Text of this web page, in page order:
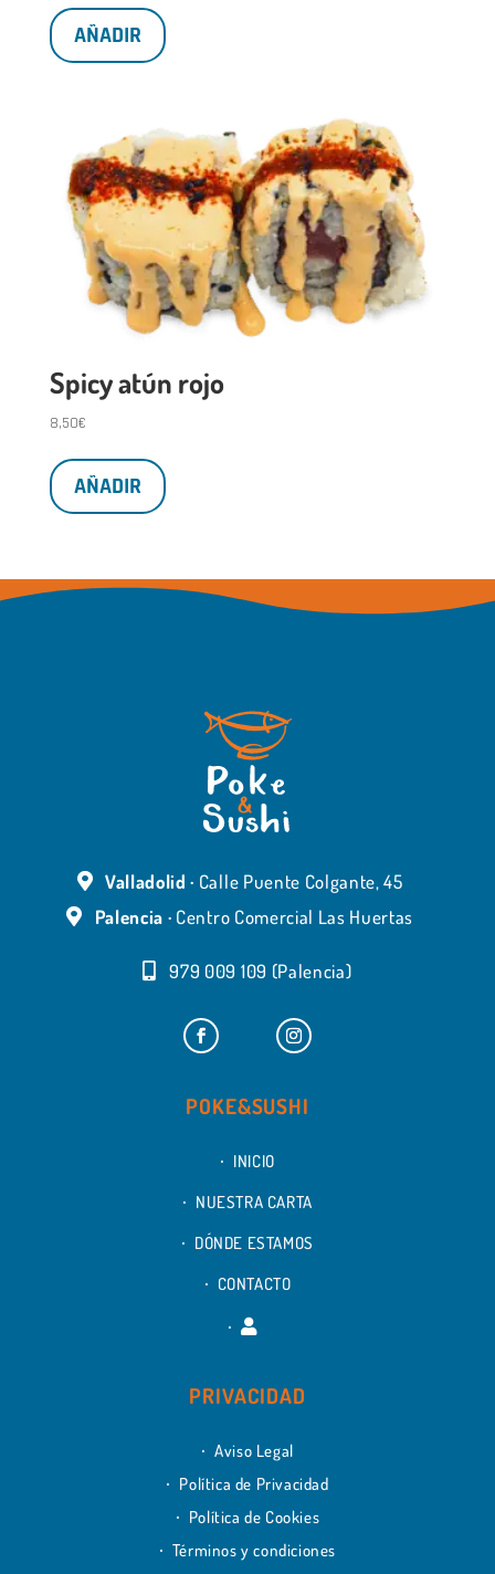
AÑADIR
Spicy atún rojo
8,50€
AÑADIR
Valladolid · Calle Puente Colgante, 45
Palencia · Centro Comercial Las Huertas
979 009 109 (Palencia)
POKE&SUSHI
INICIO
NUESTRA CARTA
DÓNDE ESTAMOS
CONTACTO
PRIVACIDAD
Aviso Legal
Política de Privacidad
Política de Cookies
Términos y condiciones